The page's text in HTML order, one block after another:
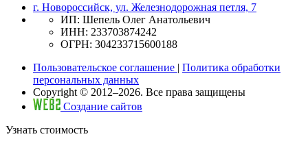
г. Новороссийск, ул. Железнодорожная петля, 7
ИП: Шепель Олег Анатольевич
ИНН: 233703874242
ОГРН: 304233715600188
Пользовательское соглашение | Политика обработки
персональных данных
Copyright © 2012–2026. Все права защищены
Создание сайтов
Узнать стоимость